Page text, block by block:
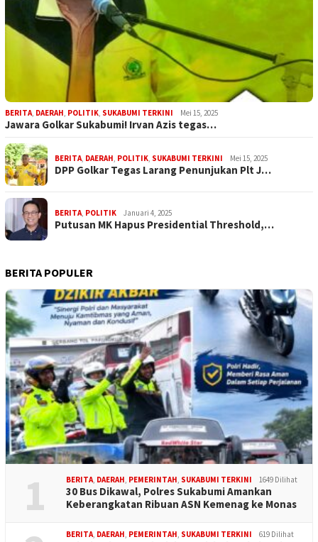
BERITA DAERAH POLITIK SUKABUMI TERKINI Mei 15, 2025
Jawara Golkar Sukabumi! Irvan Azis tegas…
BERITA DAERAH POLITIK SUKABUMI TERKINI Mei 15, 2025
DPP Golkar Tegas Larang Penunjukan Plt J…
BERITA POLITIK Januari 4, 2025
Putusan MK Hapus Presidential Threshold,…
BERITA POPULER
1 BERITA DAERAH PEMERINTAH SUKABUMI TERKINI 1649 Dilihat
30 Bus Dikawal, Polres Sukabumi Amankan
Keberangkatan Ribuan ASN Kemenag ke Monas
BERITA DAERAH PEMERINTAH SUKABUMI TERKINI 619 Dilihat